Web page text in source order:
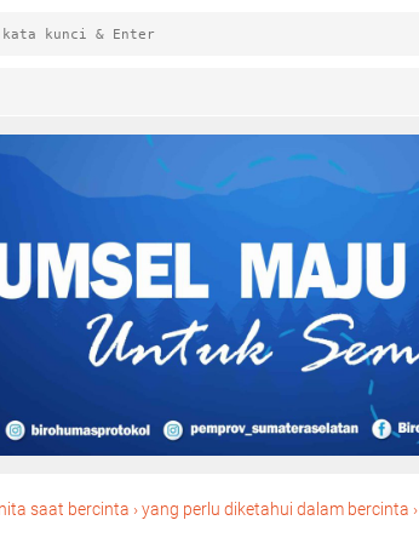
saat bercinta ›yang perlu diketahui dalam bercinta ›